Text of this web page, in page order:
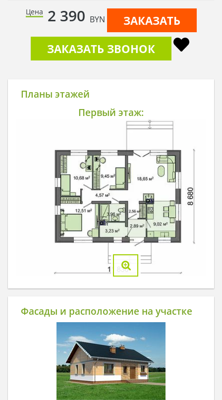
Цена 2 390 BYN
ЗАКАЗАТЬ
ЗАКАЗАТЬ ЗВОНОК
Планы этажей
Первый этаж:
Фасады и расположение на участке